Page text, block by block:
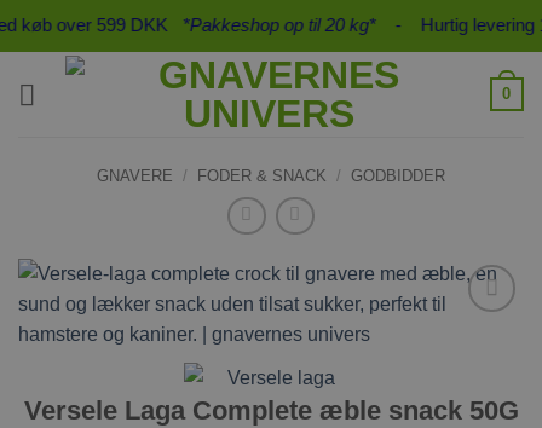
Fortsæt
over 599 DKK*Pakkeshop op til 20 kg*- Hurtig levering 1-
0
GNAVERE / FODER & SNACK / GODBIDDER
Versele Laga Complete æble snack 50G